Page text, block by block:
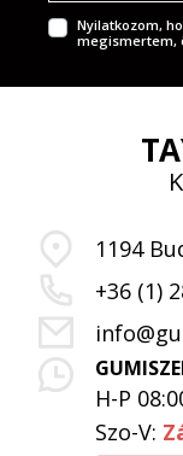
Nyilatkozom,
megismertem,
1194
+36 (1)
H-P
Szo-V: